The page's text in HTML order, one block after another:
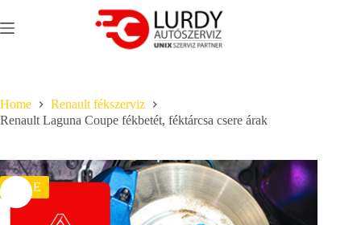
to
content
Home
Renault fékszerviz
Renault Laguna Coupe fékbetét, féktárcsa csere árak
SALE